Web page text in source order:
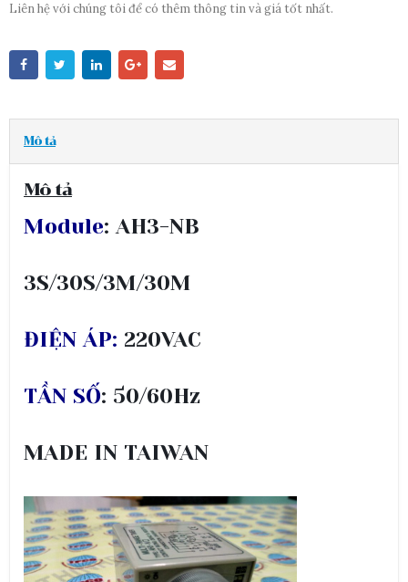
Liên hệ với chúng tôi để có thêm thông tin và giá tốt nhất.
Mô tả
Mô tả
Module: AH3-NB
3S/30S/3M/30M
ĐIỆN ÁP: 220VAC
TẦN SỐ: 50/60Hz
MADE IN TAIWAN